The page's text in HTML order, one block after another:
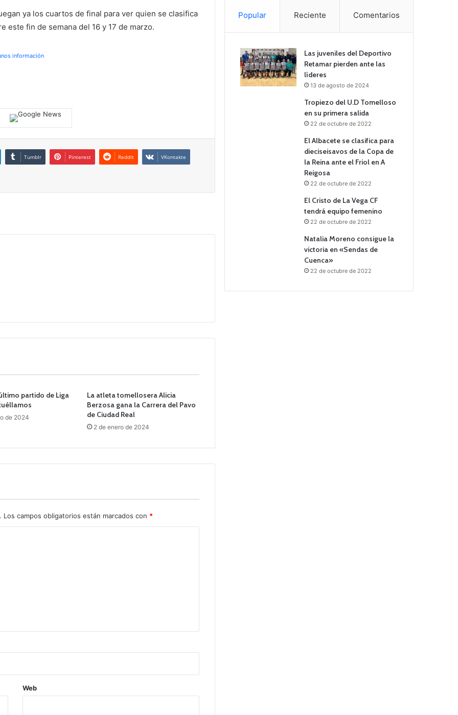
ya los cuartos de final para ver quien se clasifica
este fin de semana del 16 y 17 de marzo.
información
Tumblr Pinterest Reddit VKontakte
partido de Liga
de 2024
La atleta tomellosera Alicia
Berzosa gana la Carrera del Pavo
de Ciudad Real
2 de enero de 2024
Los campos obligatorios están marcados con *
Web
Popular Reciente Comentarios
Las juveniles del Deportivo
Retamar pierden ante las
líderes
13 de agosto de 2024
Tropiezo del U.D Tomelloso
en su primera salida
22 de octubre de 2022
El Albacete se clasifica para
dieciseisavos de la Copa de
la Reina ante el Friol en A
Reigosa
22 de octubre de 2022
El Cristo de La Vega CF
tendrá equipo femenino
22 de octubre de 2022
Natalia Moreno consigue la
victoria en «Sendas de
Cuenca»
22 de octubre de 2022